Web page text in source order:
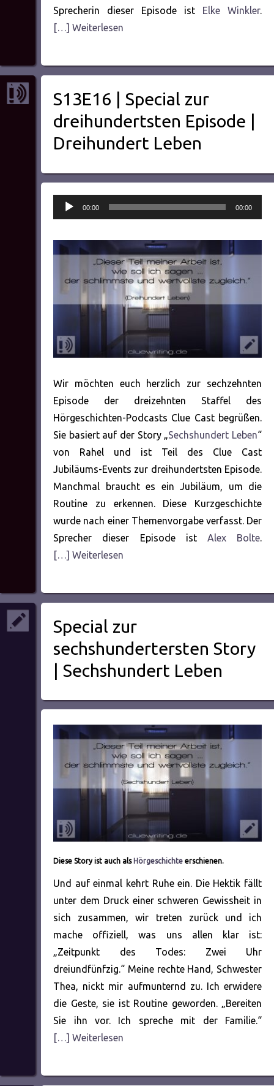
Sprecherin dieser Episode ist Elke Winkler.
[…] Weiterlesen
S13E16 | Special zur
dreihundertsten Episode |
Dreihundert Leben
Audio-
Player
00:00 00:00
Wir möchten euch herzlich zur sechzehnten
Episode der dreizehnten Staffel des
Hörgeschichten-Podcasts Clue Cast begrüßen.
Sie basiert auf der Story „ Sechshundert Leben“
von Rahel und ist Teil des Clue Cast
Jubiläums-Events zur dreihundertsten Episode.
Manchmal braucht es ein Jubiläum, um die
Routine zu erkennen. Diese Kurzgeschichte
wurde nach einer Themenvorgabe verfasst. Der
Sprecher dieser Episode ist Alex Bolte
[…] Weiterlesen
Special zur
sechshundertersten Story
| Sechshundert Leben
Diese Story ist auch als Hörgeschichte erschienen.
Und auf einmal kehrt Ruhe ein. Die Hektik fällt
unter dem Druck einer schweren Gewissheit in
sich zusammen, wir treten zurück und ich
mache offiziell, was uns allen klar ist:
„Zeitpunkt des Todes: Zwei Uhr
dreiundfünfzig.“ Meine rechte Hand, Schwester
Thea, nickt mir aufmunternd zu. Ich erwidere
die Geste, sie ist Routine geworden. „Bereiten
Sie ihn vor. Ich spreche mit der Familie.“
[…] Weiterlesen